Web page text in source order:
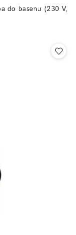
do basenu (230 V,